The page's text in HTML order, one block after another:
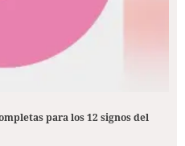
para los 12 signos del